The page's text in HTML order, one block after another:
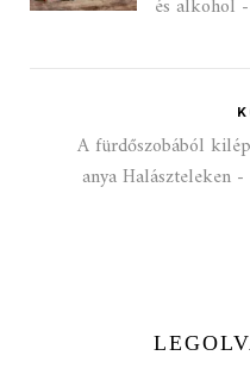
és alkohol
A fürdőszobából
anya Halászteleken